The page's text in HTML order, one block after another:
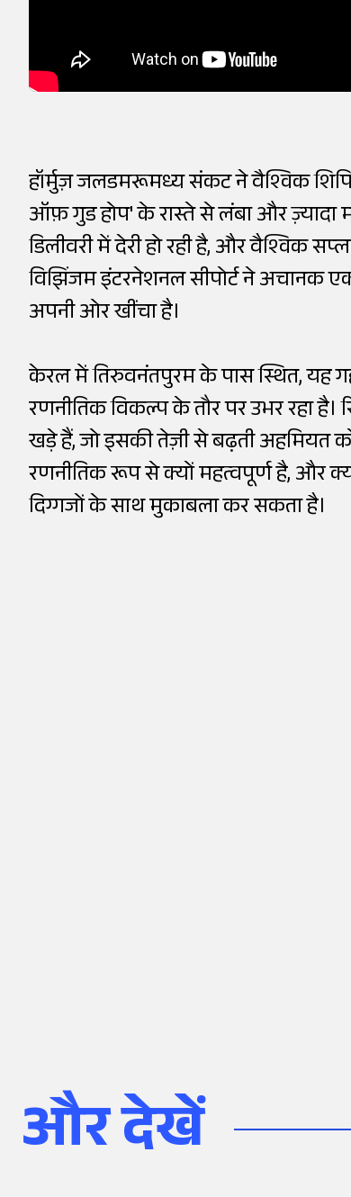
हॉर्मुज़ जलडमरूमध्य संकट ने वैश्विक
ऑफ़ गुड होप' के रास्ते से लंबा और ज़्यादा
डिलीवरी में देरी हो रही है, और वैश्विक
विझिंजम इंटरनेशनल सीपोर्ट ने अचानक
अपनी ओर खींचा है।
केरल में तिरुवनंतपुरम के पास स्थित, यह
रणनीतिक विकल्प के तौर पर उभर रहा है।
खड़े हैं, जो इसकी तेज़ी से बढ़ती अहमियत
रणनीतिक रूप से क्यों महत्वपूर्ण है, और
दिग्गजों के साथ मुकाबला कर सकता है।
और देखें